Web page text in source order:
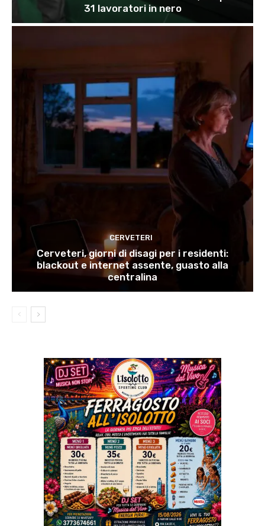
31 lavoratori in nero
CERVETERI
Cerveteri, giorni di disagi per i residenti:
blackout e internet assente, guasto alla
centralina